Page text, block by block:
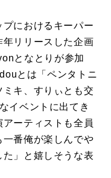
におけるキーパー
年リリースした企画
となとりが参加
とは「ペンタトニ
キ、すりぃとも交
イベントに出てき
ーティストも全員
番俺が楽しんでや
」と嬉しそうな表